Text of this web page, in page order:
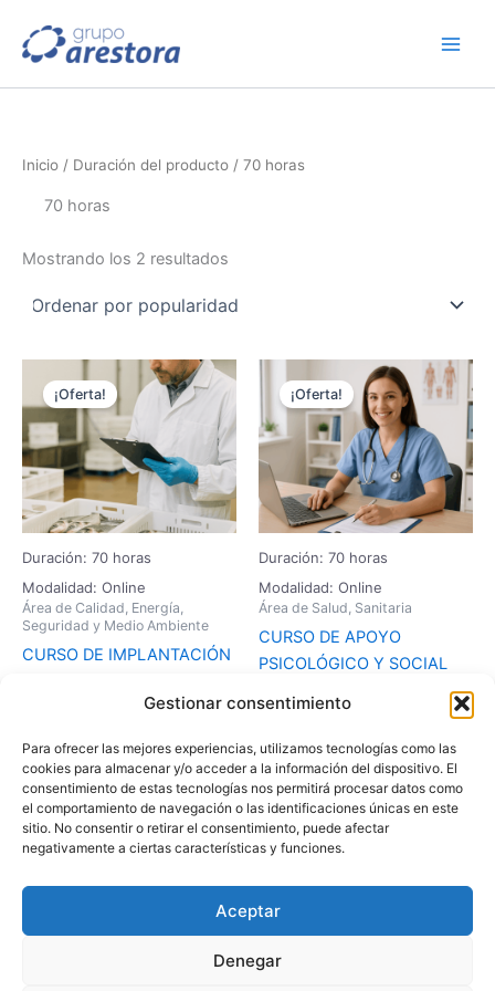
Gestionar consentimiento
Para ofrecer las mejores experiencias, utilizamos tecnologías como las
cookies para almacenar y/o acceder a la información del dispositivo. El
consentimiento de estas tecnologías nos permitirá procesar datos como
el comportamiento de navegación o las identificaciones únicas en este
sitio. No consentir o retirar el consentimiento, puede afectar
negativamente a ciertas características y funciones.
Aceptar
Denegar
contenido
Inicio / Duración del producto / 70 horas
70 horas
Mostrando los 2 resultados
Duración: 70 horas
Modalidad: Online
¡Oferta!
Área de Calidad, Energía,
Seguridad y Medio Ambiente
CURSO DE IMPLANTACIÓN
AUTOCONTROL (APPCC)
PRODUCTOS DE LA PESCA
153,75€
El
precio
original
era:
153,75 €.
123,00€
El
precio
actual
es:
123,00 €.
Añadir al carrito
Duración: 70 horas
Modalidad: Online
¡Oferta!
Área de Salud, Sanitaria
CURSO DE APOYO
PSICOLÓGICO Y SOCIAL
CRISIS
153,75€
precio
original
era:
153,75 €.
123,00€
El
precio
actual
es:
123,00 €.
Añadir al carrito